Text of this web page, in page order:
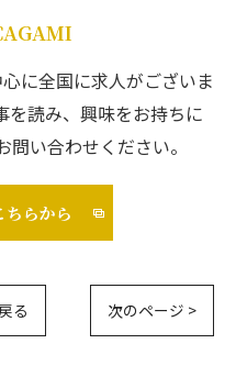
に全国に求人がございま
を読み、興味をお持ちに
い合わせください。
ちらから
る 次のページ >